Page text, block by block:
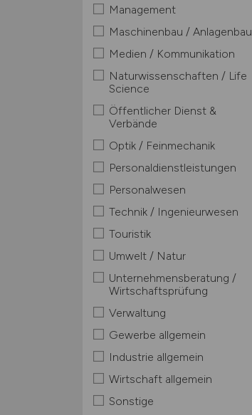
Management
Maschinenbau / Anlagenbau
Medien / Kommunikation
Naturwissenschaften / Life
Science
Öffentlicher Dienst &
Verbände
Optik / Feinmechanik
Personaldienstleistungen
Personalwesen
Technik / Ingenieurwesen
Touristik
Umwelt / Natur
Unternehmensberatung /
Wirtschaftsprüfung
Verwaltung
Gewerbe allgemein
Industrie allgemein
Wirtschaft allgemein
Sonstige